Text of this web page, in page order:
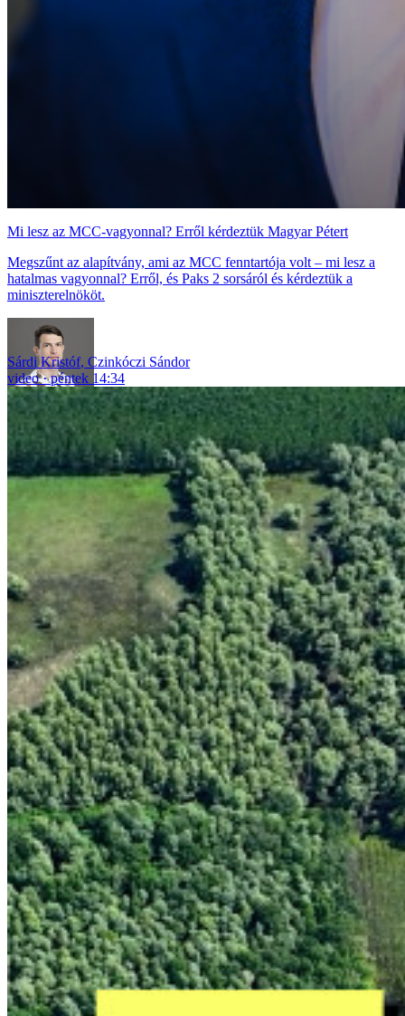
Mi lesz az MCC-vagyonnal? Erről kérdeztük Magyar Pétert
Megszűnt az alapítvány, ami az MCC fenntartója volt – mi lesz a
hatalmas vagyonnal? Erről, és Paks 2 sorsáról és kérdeztük a
miniszterelnököt.
Sárdi Kristóf, Czinkóczi Sándor
video
péntek 14:34